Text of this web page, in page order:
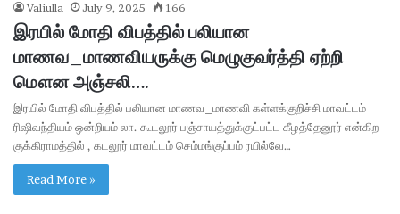
Valiulla July 9, 2025 166
இரயில் மோதி விபத்தில் பலியான
மாணவ_மாணவியருக்கு மெழுகுவர்த்தி ஏற்றி
மௌன அஞ்சலி….
இரயில் மோதி விபத்தில் பலியான மாணவ_மாணவி கள்ளக்குறிச்சி மாவட்டம்
ரிஷிவந்தியம் ஒன்றியம் லா. கூடலூர் பஞ்சாயத்துக்குட்பட்ட கீழத்தேனூர் என்கிற
குக்கிராமத்தில் , கடலூர் மாவட்டம் செம்மங்குப்பம் ரயில்வே…
Read More »